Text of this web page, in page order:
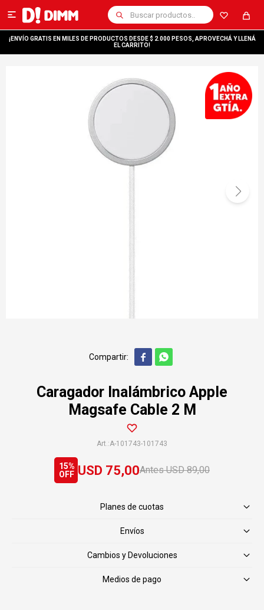

¡ENVÍO GRATIS EN MILES DE PRODUCTOS DESDE $ 2.000 PESOS, APROVECHÁ Y LLENÁ
EL CARRITO!
 
Caragador Inalámbrico Apple
Magsafe Cable 2 M
A-101743-101743
USD 75,00 USD 89,00
15
Planes de cuotas
Envíos
Cambios y Devoluciones
Medios de pago